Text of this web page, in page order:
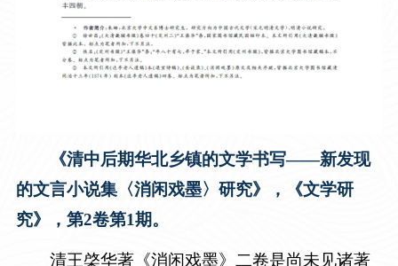
《清中后期华北乡镇的文学书写——新发现
的文言小说集〈消闲戏墨〉研究》，《文学研
究》，第2卷第1期。
清王棨华著《消闲戏墨》二卷是尚未见诸著